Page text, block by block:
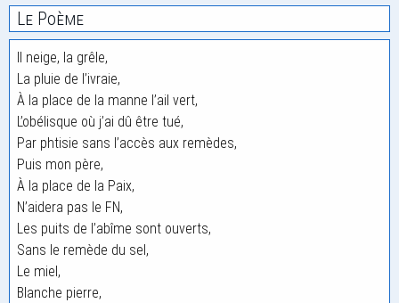
Le Poème
Il neige, la grêle,
La pluie de l’ivraie,
À la place de la manne l’ail vert,
L’obélisque où j’ai dû être tué,
Par phtisie sans l’accès aux remèdes,
Puis mon père,
À la place de la Paix,
N’aidera pas le FN,
Les puits de l’abîme sont ouverts,
Sans le remède du sel,
Le miel,
Blanche pierre,